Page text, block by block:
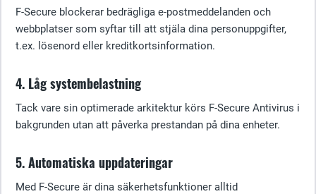
F-Secure blockerar bedrägliga e-postmeddelanden och
webbplatser som syftar till att stjäla dina personuppgifter,
t.ex. lösenord eller kreditkortsinformation.
4. Låg systembelastning
Tack vare sin optimerade arkitektur körs F-Secure Antivirus i
bakgrunden utan att påverka prestandan på dina enheter.
5. Automatiska uppdateringar
Med F-Secure är dina säkerhetsfunktioner alltid